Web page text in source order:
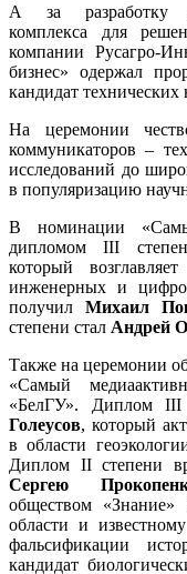
А за разработку
комплекса для
компании Русагро-
бизнес» одержал
кандидат
На церемонии
коммуникаторов –
исследований до
в популяризацию
В номинации
дипломом III
который
инженерных и
получилМихаил
степени стал Андрей
Также на церемонии
«Самый
«БелГУ». Диплом III
Голеусов, который
в области
Диплом II степени
Сергею
обществом «Знание»
области и
фальсификации
кандидат